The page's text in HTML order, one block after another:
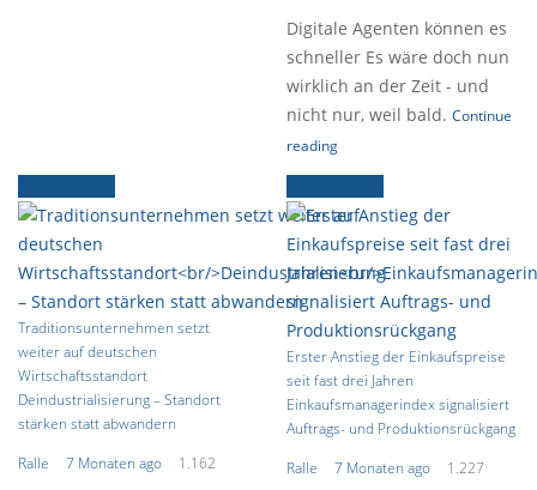
Digitale Agenten können es
schneller Es wäre doch nun
wirklich an der Zeit - und
nicht nur, weil bald. Continue
reading
Traditionsunternehmen setzt
weiter auf deutschen
Wirtschaftsstandort
Deindustrialisierung – Standort
stärken statt abwandern
Ralle
7 Monaten ago 1.162
Erster Anstieg der Einkaufspreise
seit fast drei Jahren
Einkaufsmanagerindex signalisiert
Auftrags- und Produktionsrückgang
Ralle
7 Monaten ago 1.227